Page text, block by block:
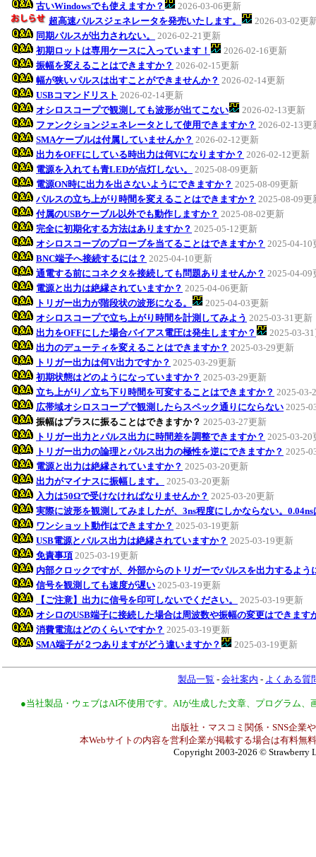
古いWindowsでも使えますか？
2026-03-06更新
超高速パルスジェネレータを発売いたします。
2026-03-02更
同期パルスが出力されない。
2026-02-21更新
初期ロットは専用ケースに入っています！
2026-02-16更新
振幅を変えることはできますか？ 2026-02-15更新
幅が狭いパルスは出すことができませんか？ 2026-02-14更新
USBコマンドリスト 2026-02-14更新
オシロスコープで観測しても波形が出てこない
2026-02-13更新
ファンクションジェネレータとして使用できますか？ 2026-02-13更
SMAケーブルは付属していませんか？ 2026-02-12更新
出力をOFFにしている時出力は何Vになりますか？ 2026-02-12更新
電源を入れても青LEDが点灯しない。
2025-08-09更新
電源ON時に出力を出さないようにできますか？ 2025-08-09更新
パルスの立ち上がり時間を変えることはできますか？ 2025-08-09更
付属のUSBケーブル以外でも動作しますか？ 2025-08-02更新
完全に初期化する方法はありますか？ 2025-05-12更新
オシロスコープのプローブを当てることはできますか？ 2025-04-10
BNC端子へ接続するには？ 2025-04-10更新
通電する前にコネクタを接続しても問題ありませんか？ 2025-04-09
電源と出力は絶縁されていますか？ 2025-04-06更新
トリガー出力が階段状の波形になる。
2025-04-03更新
オシロスコープで立ち上がり時間を計測してみよう 2025-03-31更新
出力をOFFにした場合バイアス電圧は発生しますか？
2025-03-
出力のデューティを変えることはできますか？ 2025-03-29更新
トリガー出力は何V出力ですか？ 2025-03-29更新
初期状態はどのようになっていますか？ 2025-03-29更新
立ち上がり／立ち下り時間を可変することはできますか？ 2025-03-
広帯域オシロスコープで観測したらスペック通りにならない 2025-
振幅はプラスに振ることはできますか？ 2025-03-27更新
トリガー出力とパルス出力に時間差を調整できますか？ 2025-03-20
トリガー出力の論理とパルス出力の極性を逆にできますか？ 2025-
電源と出力は絶縁されていますか？ 2025-03-20更新
出力がマイナスに振幅します。
2025-03-20更新
入力は50Ωで受けなければなりませんか？ 2025-03-20更新
実際に波形を観測してみましたが、3ns程度にしかならない。
ワンショット動作はできますか？ 2025-03-19更新
USB電源とパルス出力は絶縁されていますか？ 2025-03-19更新
免責事項 2025-03-19更新
内部クロックですが、外部からのトリガーでパルスを出力するよう
信号を観測しても速度が遅い 2025-03-19更新
【ご注意】出力に信号を印可しないでください。
2025-03-19更新
オシロのUSB端子に接続した場合は周波数や振幅の変更はできます
消費電流はどのくらいですか？ 2025-03-19更新
SMA端子が２つありますがどう違いますか？
2025-03-19更新
製品一覧 - 会社案内 - よくある質
●当社製品・ウェブはAI不使用です。AIが生成した文章、プログラム
出版社・マスコミ関係・SNS企業
本Webサイトの内容を営利企業が掲載する場合は有料無
Copyright 2003-2026 © Strawberry